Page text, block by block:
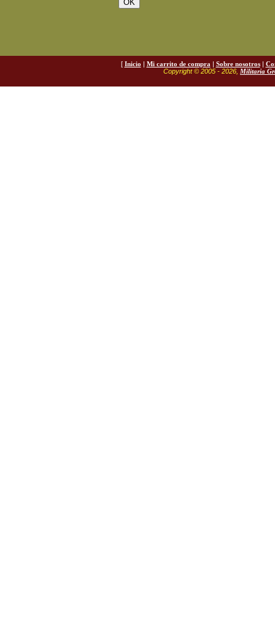
[ Inicio | Mi carrito de compra | Sobre nosotros|
Copyright © 2005 - 2026, Militaria